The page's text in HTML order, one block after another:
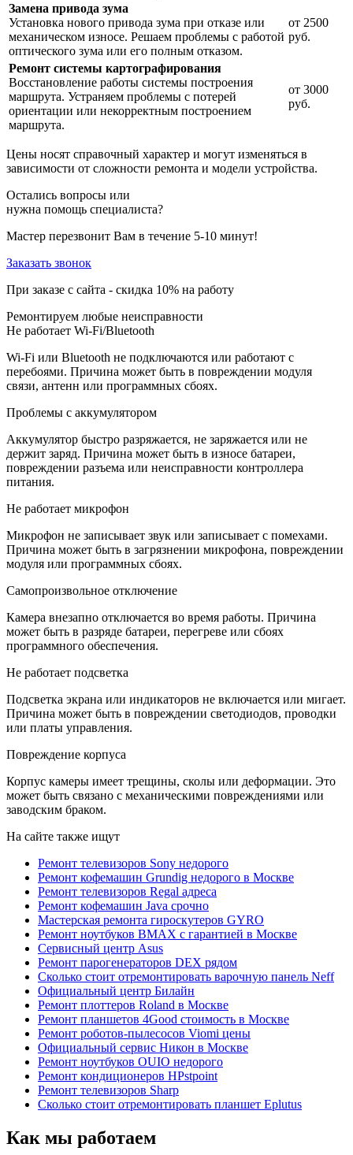
Замена привода зума
Установка нового привода зума при отказе или
механическом износе. Решаем проблемы с работой
оптического зума или его полным отказом.
от 2500
руб.
Ремонт системы картографирования
Восстановление работы системы построения
маршрута. Устраняем проблемы с потерей
ориентации или некорректным построением
маршрута.
от 3000
руб.
Цены носят справочный характер и могут изменяться в
зависимости от сложности ремонта и модели устройства.
Остались вопросы или
нужна помощь специалиста?
Мастер перезвонит Вам в течение 5-10 минут!
Заказать звонок
При заказе с сайта - скидка 10% на работу
Ремонтируем любые неисправности
Не работает Wi-Fi/Bluetooth
Wi-Fi или Bluetooth не подключаются или работают с
перебоями. Причина может быть в повреждении модуля
связи, антенн или программных сбоях.
Проблемы с аккумулятором
Аккумулятор быстро разряжается, не заряжается или не
держит заряд. Причина может быть в износе батареи,
повреждении разъема или неисправности контроллера
питания.
Не работает микрофон
Микрофон не записывает звук или записывает с помехами.
Причина может быть в загрязнении микрофона, повреждении
модуля или программных сбоях.
Самопроизвольное отключение
Камера внезапно отключается во время работы. Причина
может быть в разряде батареи, перегреве или сбоях
программного обеспечения.
Не работает подсветка
Подсветка экрана или индикаторов не включается или мигает.
Причина может быть в повреждении светодиодов, проводки
или платы управления.
Повреждение корпуса
Корпус камеры имеет трещины, сколы или деформации. Это
может быть связано с механическими повреждениями или
заводским браком.
На сайте также ищут
Ремонт телевизоров Sony недорого
Ремонт кофемашин Grundig недорого в Москве
Ремонт телевизоров Regal адреса
Ремонт кофемашин Java срочно
Мастерская ремонта гироскутеров GYRO
Ремонт ноутбуков BMAX с гарантией в Москве
Сервисный центр Asus
Ремонт парогенераторов DEX рядом
Сколько стоит отремонтировать варочную панель Neff
Официальный центр Билайн
Ремонт плоттеров Roland в Москве
Ремонт планшетов 4Good стоимость в Москве
Ремонт роботов-пылесосов Viomi цены
Официальный сервис Никон в Москве
Ремонт ноутбуков OUIO недорого
Ремонт кондиционеров HРѕtpoint
Ремонт телевизоров Sharp
Сколько стоит отремонтировать планшет Eplutus
Как мы работаем